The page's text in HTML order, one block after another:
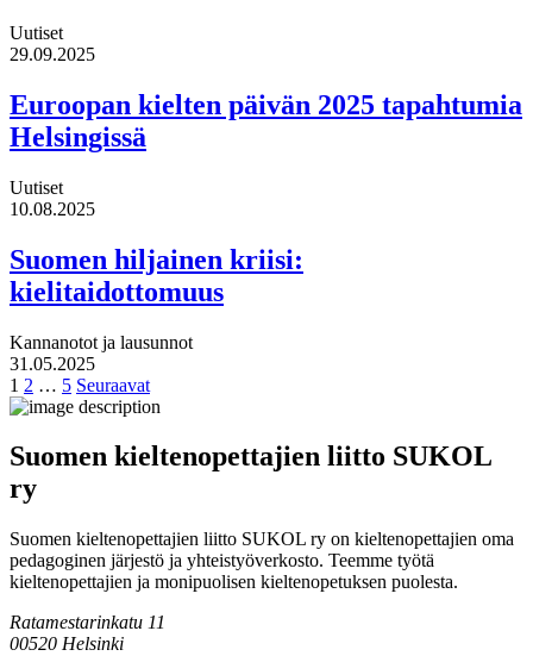
Uutiset
29.09.2025
Euroopan kielten päivän 2025 tapahtumia
Helsingissä
Uutiset
10.08.2025
Suomen hiljainen kriisi:
kielitaidottomuus
Kannanotot ja lausunnot
31.05.2025
1 2 … 5 Seuraavat
Suomen kieltenopettajien liitto SUKOL
ry
Suomen kieltenopettajien liitto SUKOL ry on kieltenopettajien oma
pedagoginen järjestö ja yhteistyöverkosto. Teemme työtä
kieltenopettajien ja monipuolisen kieltenopetuksen puolesta.
Ratamestarinkatu 11
00520 Helsinki